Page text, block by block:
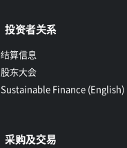
投资者关系
结算信息
股东大会
Sustainable Finance (English)
采购及交易